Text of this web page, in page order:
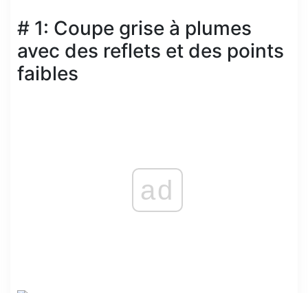
# 1: Coupe grise à plumes
avec des reflets et des points
faibles
ad